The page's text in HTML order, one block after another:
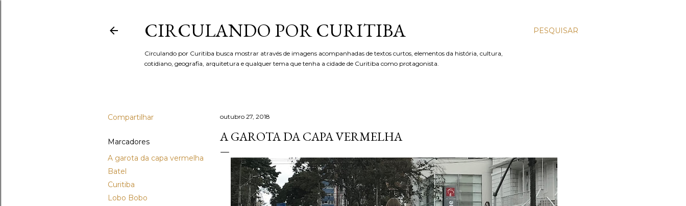
PESQUISAR
CIRCULANDO POR CURITIBA
Circulando por Curitiba busca mostrar através de imagens acompanhadas de textos curtos, elementos da história, cultura,
cotidiano, geografia, arquitetura e qualquer tema que tenha a cidade de Curitiba como protagonista.
Compartilhar
Marcadores
A garota da capa vermelha
Batel
Curitiba
Lobo Bobo
outubro 27, 2018
A GAROTA DA CAPA VERMELHA